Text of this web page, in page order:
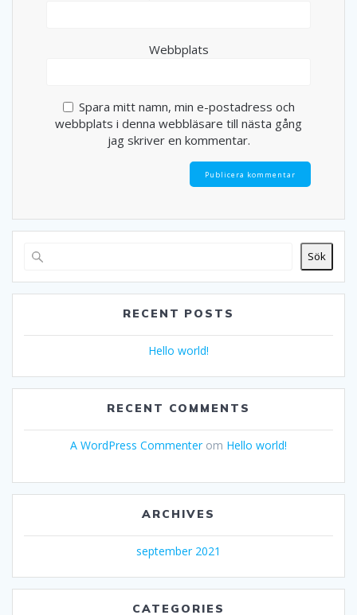
Webbplats
Spara mitt namn, min e-postadress och
webbplats i denna webbläsare till nästa gång
jag skriver en kommentar.
Sök
RECENT POSTS
Hello world!
RECENT COMMENTS
A WordPress Commenterom Hello world!
ARCHIVES
september 2021
CATEGORIES